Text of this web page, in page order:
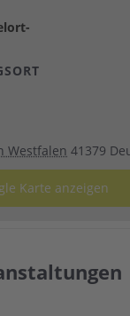
Westfalen 41379
Karte anzeigen